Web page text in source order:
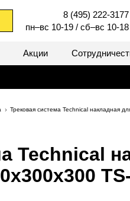
8 (495) 222-3177
пн–вс 10-19 / сб–вс 10-18
Акции
Трековая система Technical накладная
Technical